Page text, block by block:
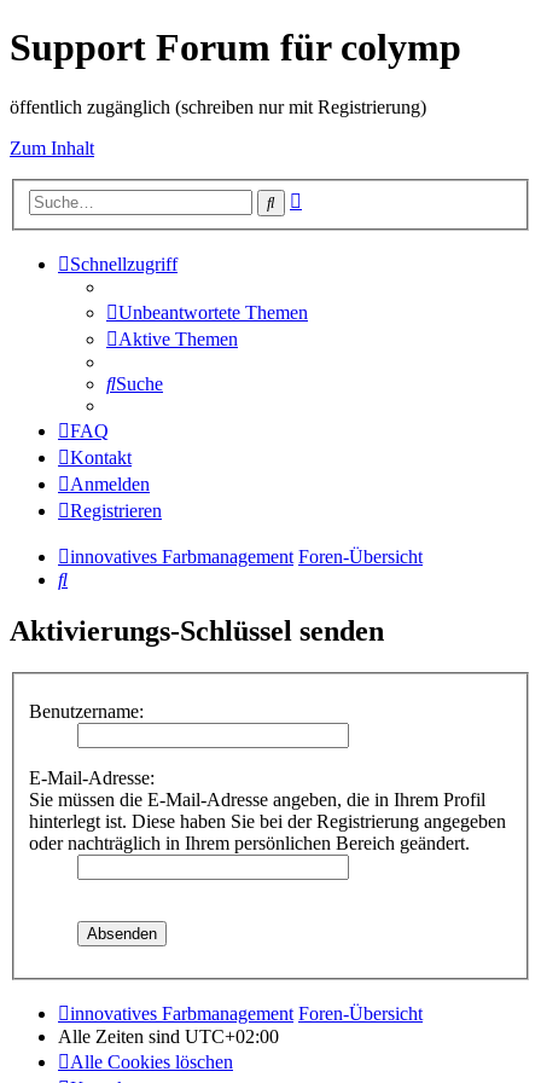
Support Forum für colymp
öffentlich zugänglich (schreiben nur mit Registrierung)
Zum Inhalt
Suche
Schnellzugriff
Unbeantwortete Themen
Aktive Themen
Suche
FAQ
Kontakt
Anmelden
Registrieren
innovatives Farbmanagement Foren-Übersicht
Suche
Aktivierungs-Schlüssel senden
Benutzername:
E-Mail-Adresse:
Sie müssen die E-Mail-Adresse angeben, die in Ihrem Profil
hinterlegt ist. Diese haben Sie bei der Registrierung angegeben
oder nachträglich in Ihrem persönlichen Bereich geändert.
innovatives Farbmanagement Foren-Übersicht
Alle Zeiten sind UTC+02:00
Alle Cookies löschen